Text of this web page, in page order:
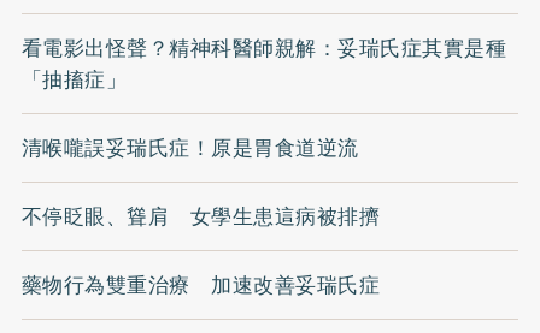
看電影出怪聲？精神科醫師親解：妥瑞氏症其實是種
「抽搐症」
清喉嚨誤妥瑞氏症！原是胃食道逆流
不停眨眼、聳肩 女學生患這病被排擠
藥物行為雙重治療 加速改善妥瑞氏症